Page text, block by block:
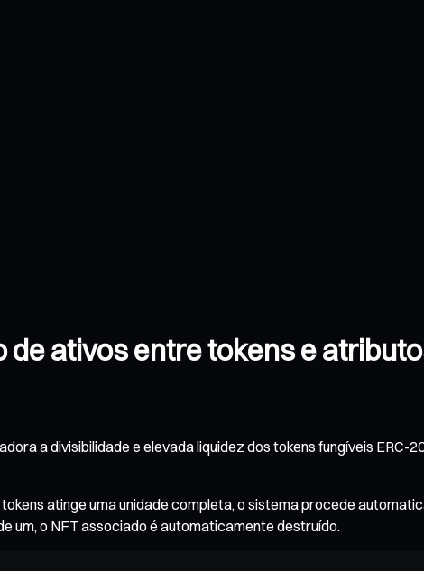
de ativos entre tokens e
a divisibilidade e elevada liquidez dos tokens fungíveis ERC-
atinge uma unidade completa, o sistema procede
um, o NFT associado é automaticamente destruído.